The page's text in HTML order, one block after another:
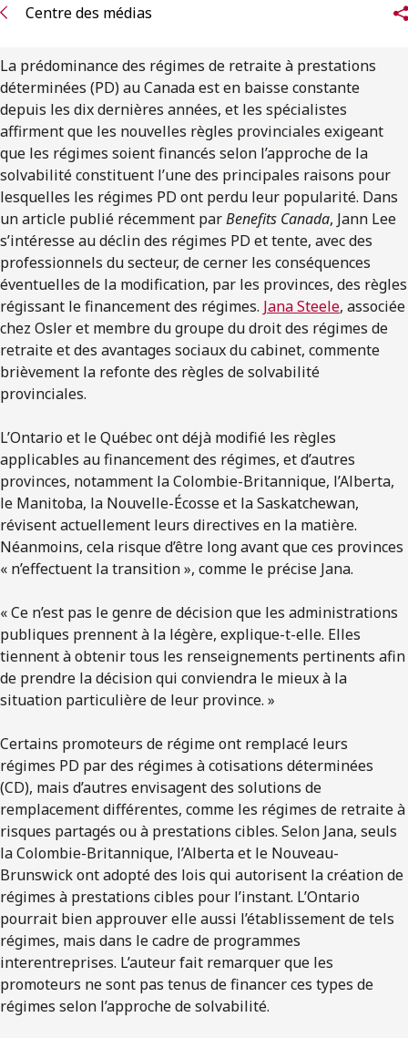
Centre des médias
La prédominance des régimes de retraite à prestations
déterminées (PD) au Canada est en baisse constante
depuis les dix dernières années, et les spécialistes
affirment que les nouvelles règles provinciales exigeant
que les régimes soient financés selon l’approche de la
solvabilité constituent l’une des principales raisons pour
lesquelles les régimes PD ont perdu leur popularité. Dans
un article publié récemment parBenefits Canada, Jann Lee
s’intéresse au déclin des régimes PD et tente, avec des
professionnels du secteur, de cerner les conséquences
éventuelles de la modification, par les provinces, des règles
régissant le financement des régimes. Jana Steele, associée
chez Osler et membre du groupe du droit des régimes de
retraite et des avantages sociaux du cabinet, commente
brièvement la refonte des règles de solvabilité
provinciales.
L’Ontario et le Québec ont déjà modifié les règles
applicables au financement des régimes, et d’autres
provinces, notamment la Colombie-Britannique, l’Alberta,
le Manitoba, la Nouvelle-Écosse et la Saskatchewan,
révisent actuellement leurs directives en la matière.
Néanmoins, cela risque d’être long avant que ces provinces
« n’effectuent la transition », comme le précise Jana.
« Ce n’est pas le genre de décision que les administrations
publiques prennent à la légère, explique-t-elle. Elles
tiennent à obtenir tous les renseignements pertinents afin
de prendre la décision qui conviendra le mieux à la
situation particulière de leur province. »
Certains promoteurs de régime ont remplacé leurs
régimes PD par des régimes à cotisations déterminées
(CD), mais d’autres envisagent des solutions de
remplacement différentes, comme les régimes de retraite à
risques partagés ou à prestations cibles. Selon Jana, seuls
la Colombie-Britannique, l’Alberta et le Nouveau-
Brunswick ont adopté des lois qui autorisent la création de
régimes à prestations cibles pour l’instant. L’Ontario
pourrait bien approuver elle aussi l’établissement de tels
régimes, mais dans le cadre de programmes
interentreprises. L’auteur fait remarquer que les
promoteurs ne sont pas tenus de financer ces types de
régimes selon l’approche de solvabilité.